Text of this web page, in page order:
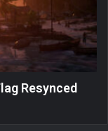
Resynced